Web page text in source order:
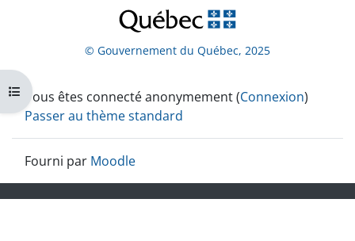
Ouvrir l’index du cours
© Gouvernement du Québec, 2025
Vous êtes connecté anonymement (Connexion)
Passer au thème standard
Fourni par Moodle